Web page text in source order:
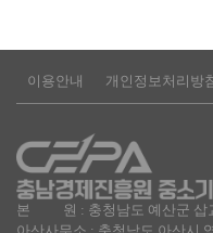
이용안내 개인정보처리방
본 원 : 충청남도 예산군 삽교